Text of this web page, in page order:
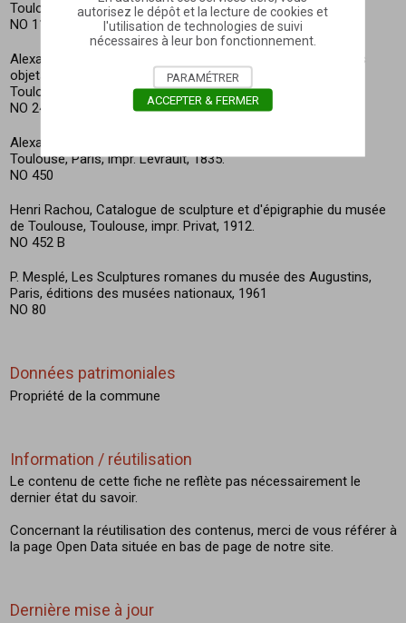
Toulouse, Toulouse, impr. Douladoure, s.d. (1818 ou 1820).
NO 113
Alexandre Du Mège, Notice des monuments antiques et des
objets de sculpture moderne conservés dans le musée de
Toulouse, Toulouse, impr. Douladoure, 1828
NO 248
Alexandre Du Mège, Description du musée des Antiques de
Toulouse, Paris, impr. Levrault, 1835.
NO 450
Henri Rachou, Catalogue de sculpture et d'épigraphie du musée
de Toulouse, Toulouse, impr. Privat, 1912.
NO 452 B
P. Mesplé, Les Sculptures romanes du musée des Augustins,
Paris, éditions des musées nationaux, 1961
NO 80
Données patrimoniales
Propriété de la commune
Information / réutilisation
Le contenu de cette fiche ne reflète pas nécessairement le
dernier état du savoir.
Concernant la réutilisation des contenus, merci de vous référer à
la page Open Data située en bas de page de notre site.
Dernière mise à jour
autorisez le dépôt et la lecture de cookies et
l'utilisation de technologies de suivi
nécessaires à leur bon fonctionnement.
PARAMÉTRER
ACCEPTER & FERMER